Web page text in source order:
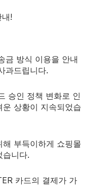
!
금 방식 이용을 안내
과드립니다.
승인 정책 변화로 인
상황이 지속되었습
부득이하게 쇼핑몰
습니다.
카드의 결제가 가